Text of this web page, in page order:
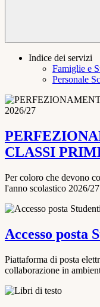
Indice dei servizi
Famiglie e
Personale
CLASSI
Per coloro che devono
l'anno scolastico 2026/27
Accesso posta
Piattaforma di posta
collaborazione in